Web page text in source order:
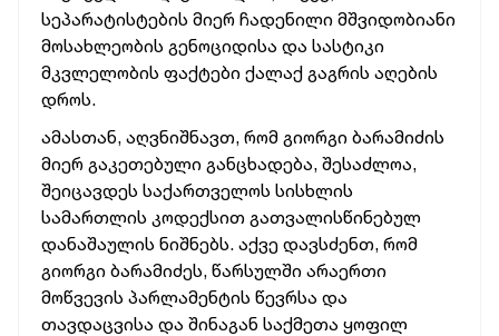
სეპარატისტების მიერ ჩადენილი მშვიდობიანი
მოსახლეობის გენოციდისა და სასტიკი
მკვლელობის ფაქტები ქალაქ გაგრის აღების
დროს.
ამასთან, აღვნიშნავთ, რომ გიორგი ბარამიძის
მიერ გაკეთებული განცხადება, შესაძლოა,
შეიცავდეს საქართველოს სისხლის
სამართლის კოდექსით გათვალისწინებულ
დანაშაულის ნიშნებს. აქვე დავსძენთ, რომ
გიორგი ბარამიძეს, წარსულში არაერთი
მოწვევის პარლამენტის წევრსა და
თავდაცვისა და შინაგან საქმეთა ყოფილ